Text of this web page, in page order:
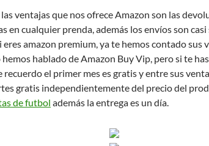
ventajas que nos ofrece Amazon son las
en cualquier prenda, además los envíos son
eres amazon premium, ya te hemos contado sus
hablado de Amazon Buy Vip, pero si te
recuerdo el primer mes es gratis y entre sus
gratis independientemente del precio del
de futbol además la entrega es un día.